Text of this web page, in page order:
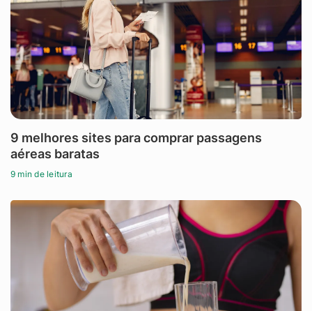
9 melhores sites para comprar passagens
aéreas baratas
9 min de leitura